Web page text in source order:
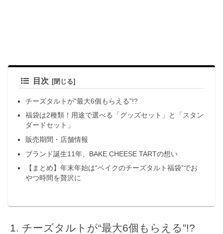
目次
チーズタルトが“最大6個もらえる”!?
福袋は2種類！用途で選べる「グッズセット」と「スタン
ダードセット」
販売期間・店舗情報
ブランド誕生11年、BAKE CHEESE TARTの想い
【まとめ】年末年始は“ベイクのチーズタルト福袋”でお
やつ時間を贅沢に
チーズタルトが“最大6個もらえる”!?